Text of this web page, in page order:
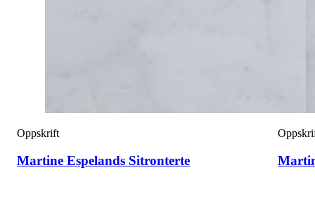
Oppskrift
Martine Espelands Sitronterte